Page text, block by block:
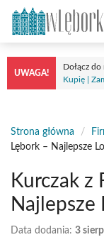
Przejdź
treści
UWAGA!
Dołącz
Kupię |
Strona główna /
Lębork – Najlepsze
Kurczak z
Najlepsze
Data dodania: 3